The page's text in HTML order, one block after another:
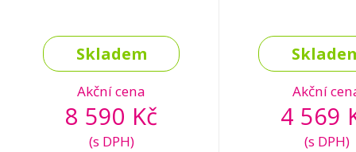
Skladem
Akční cena
8 590 Kč
(s DPH)
Akční
4 569
(s DPH)